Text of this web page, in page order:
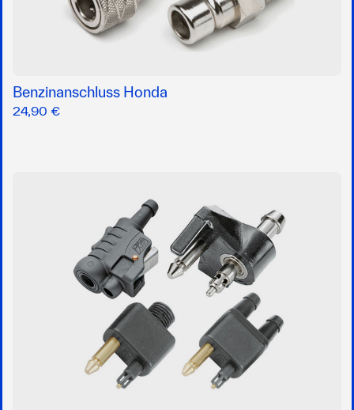
Benzinanschluss Honda
24,90 €